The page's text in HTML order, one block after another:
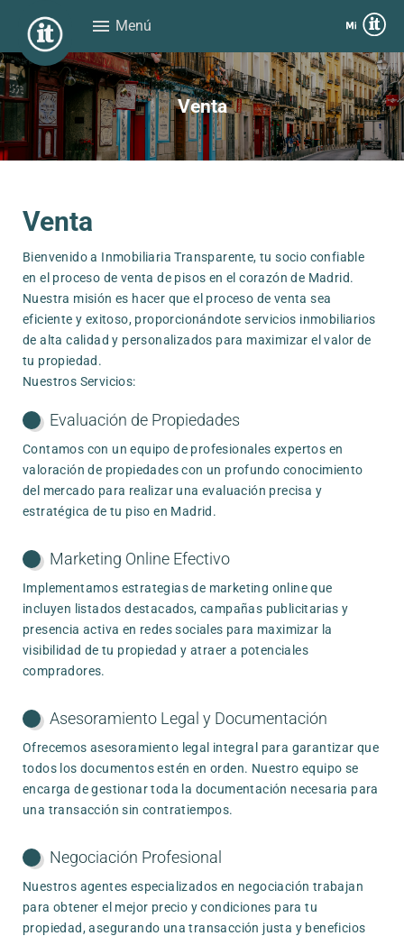
menu Menú
Venta
Venta
Bienvenido a Inmobiliaria Transparente, tu socio confiable
en el proceso de venta de pisos en el corazón de Madrid.
Nuestra misión es hacer que el proceso de venta sea
eficiente y exitoso, proporcionándote servicios inmobiliarios
de alta calidad y personalizados para maximizar el valor de
tu propiedad.
Nuestros Servicios:
Evaluación de Propiedades
Contamos con un equipo de profesionales expertos en
valoración de propiedades con un profundo conocimiento
del mercado para realizar una evaluación precisa y
estratégica de tu piso en Madrid.
Marketing Online Efectivo
Implementamos estrategias de marketing online que
incluyen listados destacados, campañas publicitarias y
presencia activa en redes sociales para maximizar la
visibilidad de tu propiedad y atraer a potenciales
compradores.
Asesoramiento Legal y Documentación
Ofrecemos asesoramiento legal integral para garantizar que
todos los documentos estén en orden. Nuestro equipo se
encarga de gestionar toda la documentación necesaria para
una transacción sin contratiempos.
Negociación Profesional
Nuestros agentes especializados en negociación trabajan
para obtener el mejor precio y condiciones para tu
propiedad, asegurando una transacción justa y beneficios